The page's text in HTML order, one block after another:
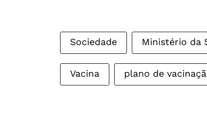
Sociedade Ministério da
Vacina plano de